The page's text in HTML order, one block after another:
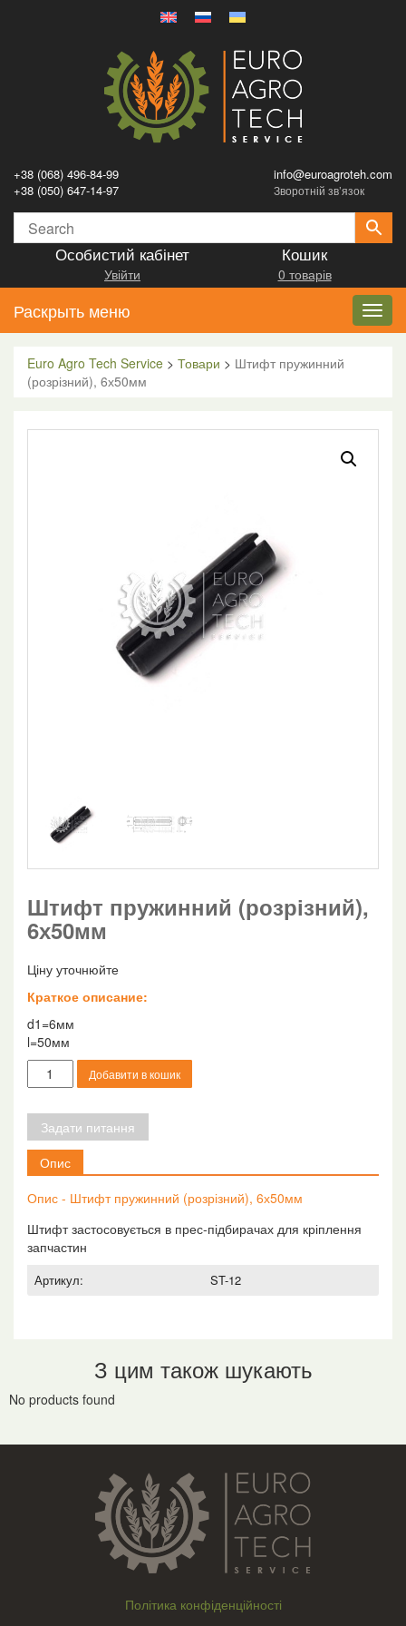
+38 (068) 496-84-99
+38 (050) 647-14-97
info@euroagroteh.com
Зворотній зв’язок
Особистий кабінет
Увійти
Кошик
0 товарів
Раскрыть меню
Euro Agro Tech Service > Товари > Штифт пружинний
(розрізний), 6х50мм
Штифт пружинний (розрізний),
6х50мм
Ціну уточнюйте
Краткое описание:
d1=6мм
l=50мм
Штифт
пружинний
6х50мм
кількість
Добавити в кошик
Задати питання
Опис
Опис - Штифт пружинний (розрізний), 6х50мм
Штифт застосовується в прес-підбирачах для кріплення
запчастин
Артикул: ST-12
З цим також шукають
No products found
Політика конфіденційності